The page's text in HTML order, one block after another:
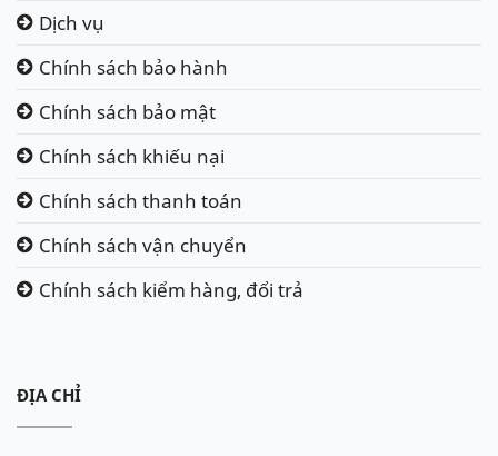
Dịch vụ
Chính sách bảo hành
Chính sách bảo mật
Chính sách khiếu nại
Chính sách thanh toán
Chính sách vận chuyển
Chính sách kiểm hàng, đổi trả
ĐỊA CHỈ